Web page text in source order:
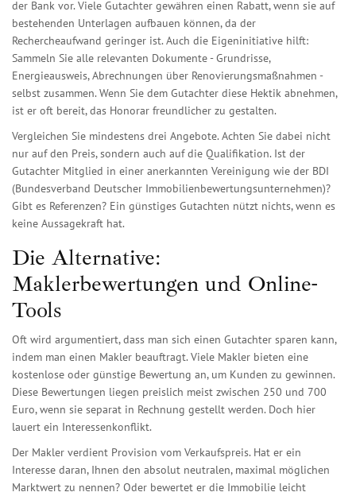
der Bank vor. Viele Gutachter gewähren einen Rabatt, wenn sie auf
bestehenden Unterlagen aufbauen können, da der
Rechercheaufwand geringer ist. Auch die Eigeninitiative hilft:
Sammeln Sie alle relevanten Dokumente - Grundrisse,
Energieausweis, Abrechnungen über Renovierungsmaßnahmen -
selbst zusammen. Wenn Sie dem Gutachter diese Hektik abnehmen,
ist er oft bereit, das Honorar freundlicher zu gestalten.
Vergleichen Sie mindestens drei Angebote. Achten Sie dabei nicht
nur auf den Preis, sondern auch auf die Qualifikation. Ist der
Gutachter Mitglied in einer anerkannten Vereinigung wie der BDI
(Bundesverband Deutscher Immobilienbewertungsunternehmen)?
Gibt es Referenzen? Ein günstiges Gutachten nützt nichts, wenn es
keine Aussagekraft hat.
Die Alternative:
Maklerbewertungen und Online-
Tools
Oft wird argumentiert, dass man sich einen Gutachter sparen kann,
indem man einen Makler beauftragt. Viele Makler bieten eine
kostenlose oder günstige Bewertung an, um Kunden zu gewinnen.
Diese Bewertungen liegen preislich meist zwischen 250 und 700
Euro, wenn sie separat in Rechnung gestellt werden. Doch hier
lauert ein Interessenkonflikt.
Der Makler verdient Provision vom Verkaufspreis. Hat er ein
Interesse daran, Ihnen den absolut neutralen, maximal möglichen
Marktwert zu nennen? Oder bewertet er die Immobilie leicht